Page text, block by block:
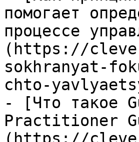
помогает
процессе
(https://
sokhranyat-
chto-
- [Что такое
Practitioner